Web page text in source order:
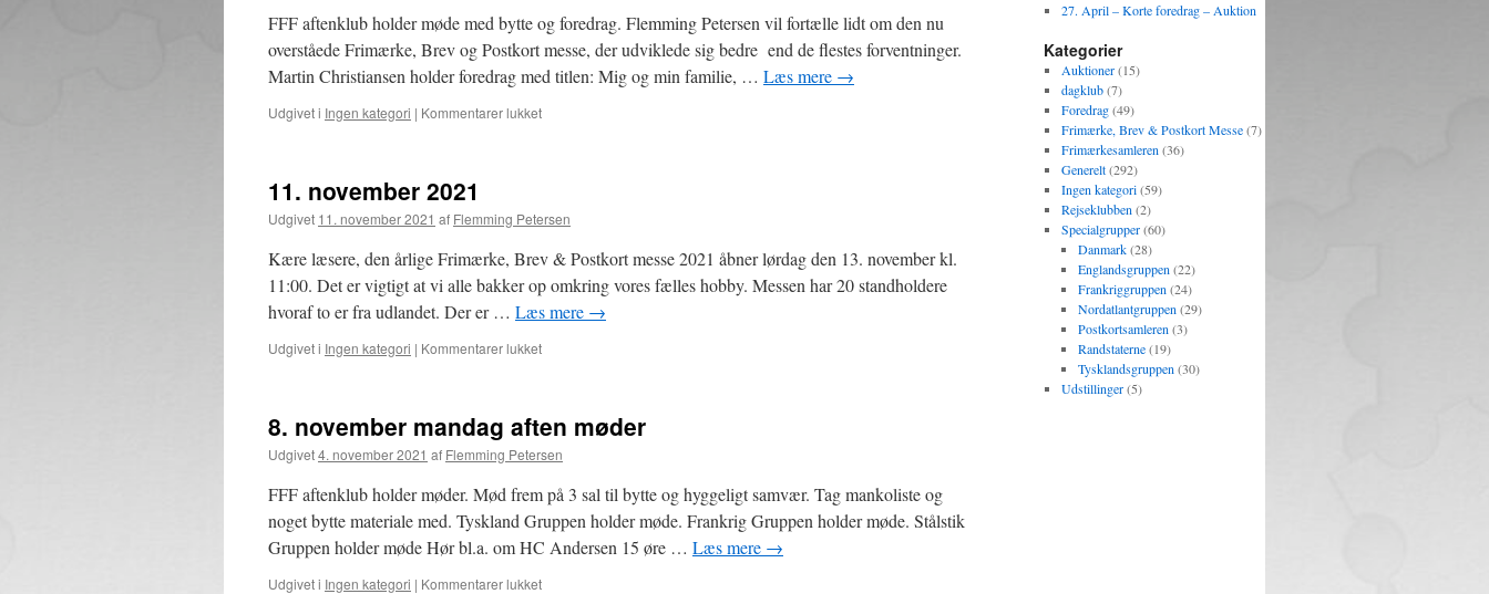
FFF aftenklub holder møde med bytte og foredrag. Flemming Petersen vil fortælle lidt om den nu
overståede Frimærke, Brev og Postkort messe, der udviklede sig bedre end de flestes forventninger.
Martin Christiansen holder foredrag med titlen: Mig og min familie, … Læs mere →
Udgivet i Ingen kategori | Kommentarer lukkettil
11. november 2021
Udgivet 11. november 2021 af Flemming Petersen
Kære læsere, den årlige Frimærke, Brev & Postkort messe 2021 åbner lørdag den 13. november kl.
11:00. Det er vigtigt at vi alle bakker op omkring vores fælles hobby. Messen har 20 standholdere
hvoraf to er fra udlandet. Der er … Læs mere →
Udgivet i Ingen kategori | Kommentarer lukkettil
8. november mandag aften møder
Udgivet4. november 2021 af Flemming Petersen
FFF aftenklub holder møder. Mød frem på 3 sal til bytte og hyggeligt samvær. Tag mankoliste og
noget bytte materiale med. Tyskland Gruppen holder møde. Frankrig Gruppen holder møde. Stålstik
Gruppen holder møde Hør bl.a. om HC Andersen 15 øre … Læs mere →
Udgivet i Ingen kategori | Kommentarer lukkettil
27. April – Korte foredrag – Auktion
Kategorier
Auktioner(15)
dagklub(7)
Foredrag(49)
Frimærke, Brev & Postkort Messe(7)
Frimærkesamleren (36)
Generelt(292)
Ingen kategori(59)
Rejseklubben (2)
Specialgrupper(60)
Danmark(28)
Englandsgruppen (22)
Frankriggruppen (24)
Nordatlantgruppen (29)
Postkortsamleren (3)
Randstaterne(19)
Tysklandsgruppen (30)
Udstillinger(5)